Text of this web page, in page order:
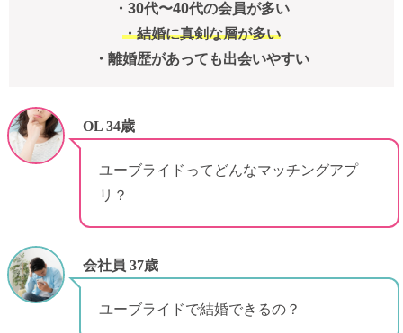
・30代〜40代の会員が多い
・結婚に真剣な層が多い
・離婚歴があっても出会いやすい
OL 34歳
ユーブライドってどんなマッチングアプ
リ？
会社員 37歳
ユーブライドで結婚できるの？